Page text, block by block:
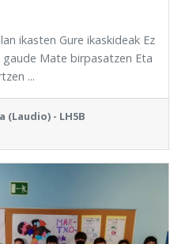
ikasten Gure ikaskideak Ez
Mate birpasatzen Eta
...
- LH5B